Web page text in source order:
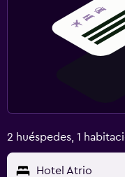
2 huéspedes, 1
Hotel Atrio